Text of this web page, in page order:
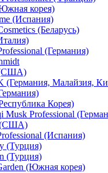
корея)
(Испания)
(Беларусь)
(Германия)
(Германия, Малайзия,
Корея)
Musk Professional
(США)
(Испания)
(Турция)
(Турция)
(Южная корея)